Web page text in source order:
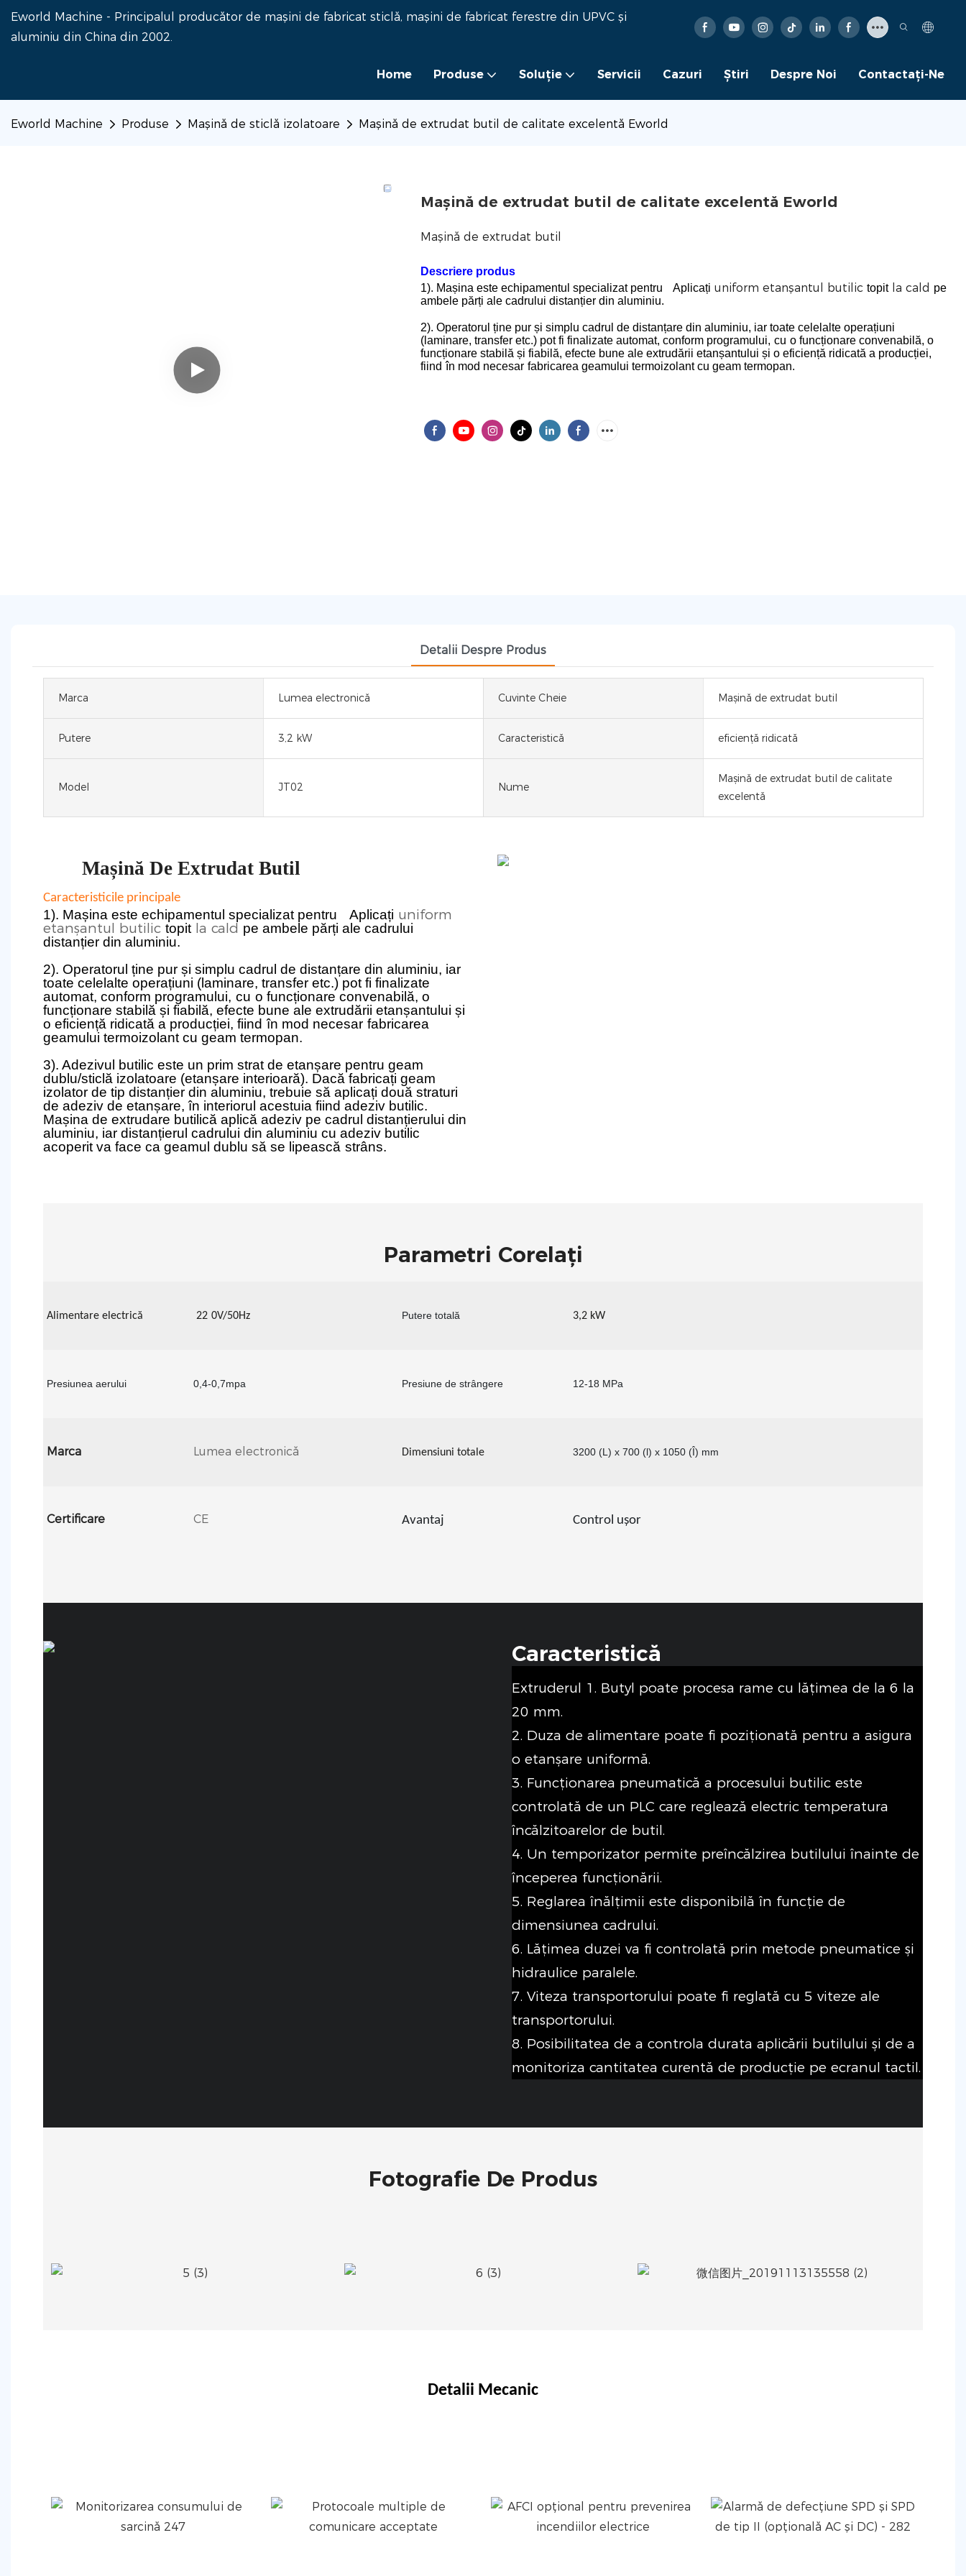
Eworld Machine - Principalul producător de mașini de fabricat sticlă, mașini de fabricat ferestre din UPVC și
aluminiu din China din 2002.
Home Produse Soluţie Servicii Cazuri Ştiri Despre Noi Contactaţi-Ne
Eworld Machine Produse Mașină de sticlă izolatoare Mașină de extrudat butil de calitate excelentă Eworld
Mașină de extrudat butil de calitate excelentă Eworld
Mașină de extrudat butil
Descriere produs
1). Mașina este echipamentul specializat pentru
Aplicați uniform etanșantul butilic topitla cald pe
ambele părți ale cadrului distanțier din aluminiu.
2). Operatorul ține pur și simplu cadrul de distanțare din aluminiu, iar toate celelalte operațiuni
(laminare, transfer etc.) pot fi finalizate automat, conform programului, cu o funcționare convenabilă, o
funcționare stabilă și fiabilă, efecte bune ale extrudării etanșantului și o eficiență ridicată a producției,
fiind în mod necesar fabricarea geamului termoizolant cu geam termopan.
Detalii Despre Produs
Marca Lumea electronică Cuvinte Cheie Mașină de extrudat butil
Putere 3,2 kW Caracteristică eficiență ridicată
Model JT02 Nume
Mașină de extrudat butil de calitate
excelentă
Mașină De Extrudat Butil
Caracteristicile principale
1). Mașina este echipamentul specializat pentru Aplicați uniform
etanșantul butilic topitla cald pe ambele părți ale cadrului
distanțier din aluminiu.
2). Operatorul ține pur și simplu cadrul de distanțare din aluminiu, iar
toate celelalte operațiuni (laminare, transfer etc.) pot fi finalizate
automat, conform programului, cu o funcționare convenabilă, o
funcționare stabilă și fiabilă, efecte bune ale extrudării etanșantului și
o eficiență ridicată a producției, fiind în mod necesar fabricarea
geamului termoizolant cu geam termopan.
3). Adezivul butilic este un prim strat de etanșare pentru geam
dublu/sticlă izolatoare (etanșare interioară). Dacă fabricați geam
izolator de tip distanțier din aluminiu, trebuie să aplicați două straturi
de adeziv de etanșare, în interiorul acestuia fiind adeziv butilic.
Mașina de extrudare butilică aplică adeziv pe cadrul distanțierului din
aluminiu, iar distanțierul cadrului din aluminiu cu adeziv butilic
acoperit va face ca geamul dublu să se lipească strâns.
Parametri Corelați
Alimentare electrică 22 0V/50Hz Putere totală 3,2 kW
Presiunea aerului 0,4-0,7mpa Presiune de strângere 12-18 MPa
Marca Lumea electronică Dimensiuni totale 3200 (L) x 700 (l) x 1050 (Î) mm
Certificare CE Avantaj Control ușor
Caracteristică
Extruderul 1. Butyl poate procesa rame cu lățimea de la 6 la
20 mm.
2. Duza de alimentare poate fi poziționată pentru a asigura
o etanșare uniformă.
3. Funcționarea pneumatică a procesului butilic este
controlată de un PLC care reglează electric temperatura
încălzitoarelor de butil.
4. Un temporizator permite preîncălzirea butilului înainte de
începerea funcționării.
5. Reglarea înălțimii este disponibilă în funcție de
dimensiunea cadrului.
6. Lățimea duzei va fi controlată prin metode pneumatice și
hidraulice paralele.
7. Viteza transportorului poate fi reglată cu 5 viteze ale
transportorului.
8. Posibilitatea de a controla durata aplicării butilului și de a
monitoriza cantitatea curentă de producție pe ecranul tactil.
Fotografie De Produs
Detalii Mecanic